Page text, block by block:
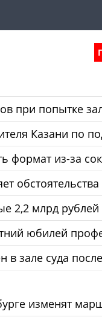
при попытке
Казани по
формат из-за
2,2 млрд
юбилей
зале суда
изменят